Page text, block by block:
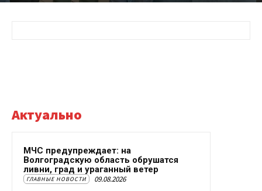
Актуально
МЧС предупреждает: на
Волгоградскую область обрушатся
ливни, град и ураганный ветер
ГЛАВНЫЕ НОВОСТИ 09.08.2026